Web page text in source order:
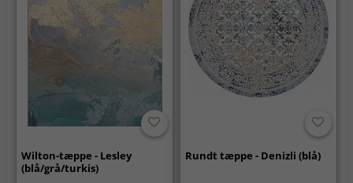
Wilton-tæppe - Lesley
(blå/grå/turkis)
Rundt tæppe - Denizli (blå)